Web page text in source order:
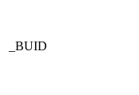
_BUID